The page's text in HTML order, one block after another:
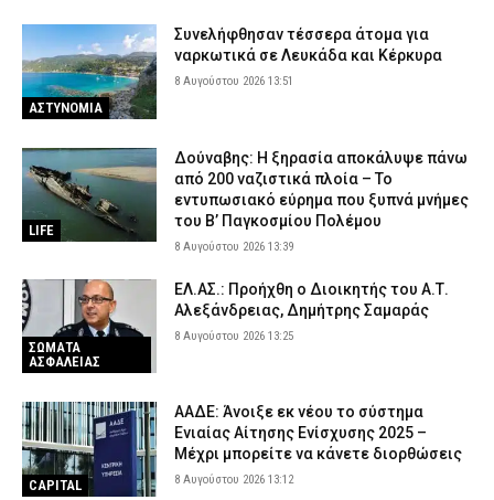
ΑΣΤΥΝΟΜΙΑ
Συνελήφθησαν τέσσερα άτομα για
ναρκωτικά σε Λευκάδα και Κέρκυρα
8 Αυγούστου 2026 13:51
LIFE
Δούναβης: Η ξηρασία αποκάλυψε πάνω
από 200 ναζιστικά πλοία – Το
εντυπωσιακό εύρημα που ξυπνά μνήμες
του Β’ Παγκοσμίου Πολέμου
8 Αυγούστου 2026 13:39
ΣΩΜΑΤΑ
ΑΣΦΑΛΕΙΑΣ
ΕΛ.ΑΣ.: Προήχθη ο Διοικητής του Α.Τ.
Αλεξάνδρειας, Δημήτρης Σαμαράς
8 Αυγούστου 2026 13:25
CAPITAL
ΑΑΔΕ: Άνοιξε εκ νέου το σύστημα
Ενιαίας Αίτησης Ενίσχυσης 2025 –
Μέχρι μπορείτε να κάνετε διορθώσεις
8 Αυγούστου 2026 13:12